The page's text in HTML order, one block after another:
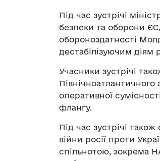
Під час зустрічі
безпеки та оборони
обороноздатності
дестабілізуючим діям
Учасники зустрічі
оперативної
флангу.
Під час зустрічі
війни росії проти
спільнотою, зокрема